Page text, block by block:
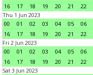
16
17 18 19 20 21 22
Thu 1 Jun 2023
00
01 02 03 04 05 06
16
17 18 19 20 21 22
Fri 2 Jun 2023
00
01 02 03 04 05 06
16
17 18 19 20 21 22
Sat 3 Jun 2023